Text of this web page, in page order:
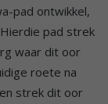
pad ontwikkel,
pad strek
waar dit oor
roete na
strek dit oor